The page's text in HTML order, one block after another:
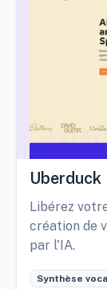
Uberduck
Libérez
création de
par l'IA.
Synthèse